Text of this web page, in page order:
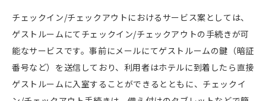
チェックイン/チェックアウトにおけるサービス案としては、
ゲストルームにてチェックイン/チェックアウトの手続きが可
能なサービスです。事前にメールにてゲストルームの鍵（暗証
番号など）を送信しており、利用者はホテルに到着したら直接
ゲストルームに入室することができるとともに、チェックイ